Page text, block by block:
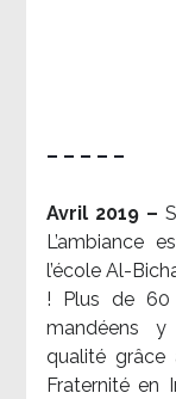
– – – – –
Avril 2019 –
L’ambiance
l’école Al-
! Plus de 60
mandéens
qualité grâce
Fraternité en